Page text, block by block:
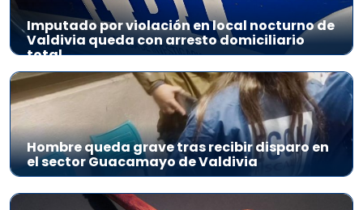
Imputado por violación en local nocturno de
Valdivia queda con arresto domiciliario
total
Hombre queda grave tras recibir disparo en
el sector Guacamayo de Valdivia